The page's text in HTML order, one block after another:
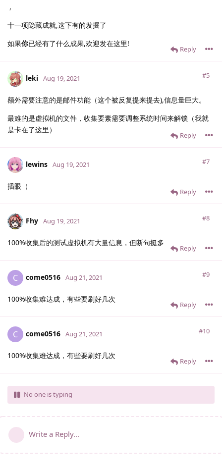
,
十一项隐藏成就,这下有的发掘了
如果你已经有了什么成果,欢迎发在这里!
Reply
leki #5
Aug 19, 2021
额外需要注意的是邮件功能（这个被反复提来提去),信息量巨大。
最难的是虚拟机的文件，收集要素需要调整系统时间来解锁（我就
是卡在了这里）
Reply
lewins #7
Aug 19, 2021
插眼（
Reply
Fhy #8
Aug 19, 2021
100%收集后的测试虚拟机有大量信息，但断句挺多
Reply
C come0516 #9
Aug 21, 2021
100%收集难达成，有些要刷好几次
Reply
C come0516 #10
Aug 21, 2021
100%收集难达成，有些要刷好几次
Reply
No one is typing
Write a Reply...